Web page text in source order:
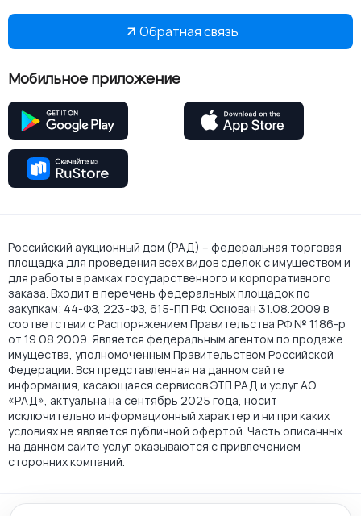
Обратная связь
Мобильное приложение
Российский аукционный дом (РАД) – федеральная торговая
площадка для проведения всех видов сделок с имуществом и
для работы в рамках государственного и корпоративного
заказа. Входит в перечень федеральных площадок по
закупкам: 44-ФЗ, 223-ФЗ, 615-ПП РФ. Основан 31.08.2009 в
соответствии с Распоряжением Правительства РФ № 1186-р
от 19.08.2009. Является федеральным агентом по продаже
имущества, уполномоченным Правительством Российской
Федерации. Вся представленная на данном сайте
информация, касающаяся сервисов ЭТП РАД и услуг АО
«РАД», актуальна на сентябрь 2025 года, носит
исключительно информационный характер и ни при каких
условиях не является публичной офертой. Часть описанных
на данном сайте услуг оказываются с привлечением
сторонних компаний.